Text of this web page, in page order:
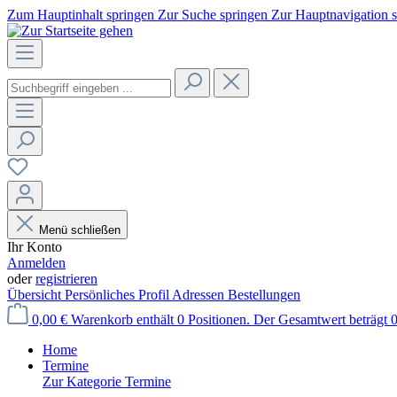
Zum Hauptinhalt springen Zur Suche springen Zur Hauptnavigation
Menü schließen
Ihr Konto
Anmelden
oderregistrieren
Übersicht Persönliches Profil Adressen Bestellungen
0,00 € Warenkorb enthält 0 Positionen. Der Gesamtwert beträgt
Home
Termine
Zur Kategorie Termine